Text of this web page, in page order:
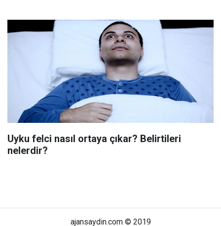
Uyku felci nasıl ortaya çıkar? Belirtileri
nelerdir?
ajansaydin.com © 2019